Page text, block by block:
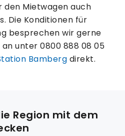
den Mietwagen auch
Die Konditionen für
besprechen wir gerne
unter 0800 888 08 05
Bamberg direkt.
Region mit dem